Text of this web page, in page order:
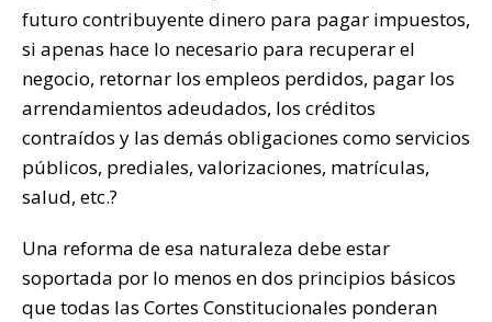
futuro contribuyente dinero para pagar impuestos,
si apenas hace lo necesario para recuperar el
negocio, retornar los empleos perdidos, pagar los
arrendamientos adeudados, los créditos
contraídos y las demás obligaciones como servicios
públicos, prediales, valorizaciones, matrículas,
salud, etc.?
Una reforma de esa naturaleza debe estar
soportada por lo menos en dos principios básicos
que todas las Cortes Constitucionales ponderan